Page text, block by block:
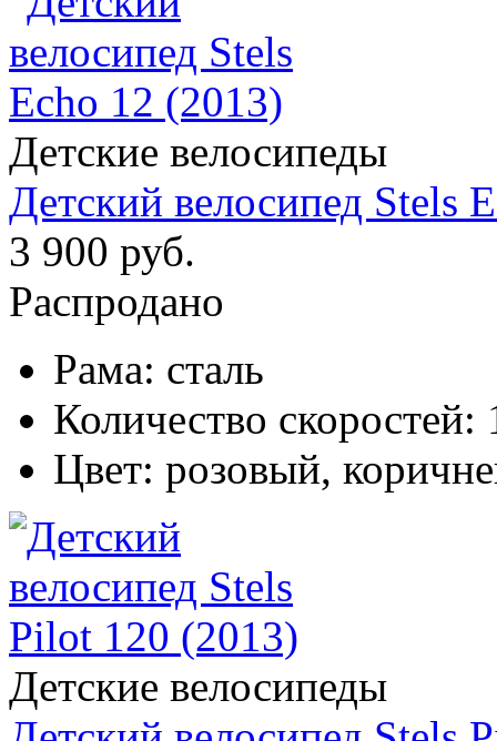
Детские велосипеды
Детский велосипед Stels
3 900 руб.
Распродано
Рама: сталь
Количество скоростей:
Цвет: розовый,
Детские велосипеды